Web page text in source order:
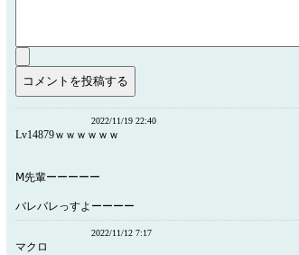
2022/11/19 22:40
Lv14879ｗｗｗｗｗｗ
Ⅿ先輩ーーーーー
バレバレっすよーーーー
2022/11/12 7:17
マクロ